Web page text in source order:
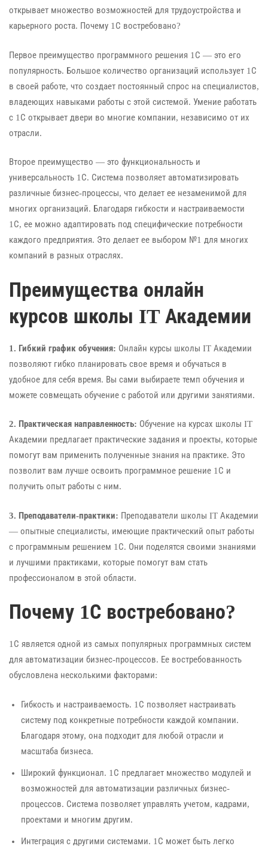
открывает множество возможностей для трудоустройства и
карьерного роста. Почему 1С востребовано?
Первое преимущество программного решения 1С — это его
популярность. Большое количество организаций использует 1С
в своей работе, что создает постоянный спрос на специалистов,
владеющих навыками работы с этой системой. Умение работать
с 1С открывает двери во многие компании, независимо от их
отрасли.
Второе преимущество — это функциональность и
универсальность 1С. Система позволяет автоматизировать
различные бизнес-процессы, что делает ее незаменимой для
многих организаций. Благодаря гибкости и настраиваемости
1С, ее можно адаптировать под специфические потребности
каждого предприятия. Это делает ее выбором №1 для многих
компаний в разных отраслях.
Преимущества онлайн
курсов школы IT Академии
1. Гибкий график обучения: Онлайн курсы школы IT Академии
позволяют гибко планировать свое время и обучаться в
удобное для себя время. Вы сами выбираете темп обучения и
можете совмещать обучение с работой или другими занятиями.
2. Практическая направленность: Обучение на курсах школы IT
Академии предлагает практические задания и проекты, которые
помогут вам применить полученные знания на практике. Это
позволит вам лучше освоить программное решение 1С и
получить опыт работы с ним.
3. Преподаватели-практики: Преподаватели школы IT Академии
— опытные специалисты, имеющие практический опыт работы
с программным решением 1С. Они поделятся своими знаниями
и лучшими практиками, которые помогут вам стать
профессионалом в этой области.
Почему 1С востребовано?
1С является одной из самых популярных программных систем
для автоматизации бизнес-процессов. Ее востребованность
обусловлена несколькими факторами:
Гибкость и настраиваемость. 1С позволяет настраивать
систему под конкретные потребности каждой компании.
Благодаря этому, она подходит для любой отрасли и
масштаба бизнеса.
Широкий функционал. 1С предлагает множество модулей и
возможностей для автоматизации различных бизнес-
процессов. Система позволяет управлять учетом, кадрами,
проектами и многим другим.
Интеграция с другими системами. 1С может быть легко